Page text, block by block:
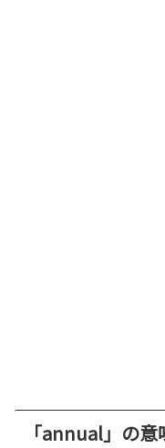
「annual」の